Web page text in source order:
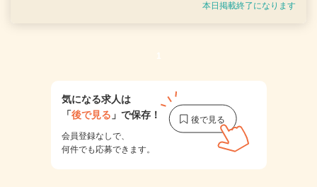
本日掲載終了になります
1
気になる求人は
「後で見る 」で保存！
会員登録なしで、
何件でも応募できます。